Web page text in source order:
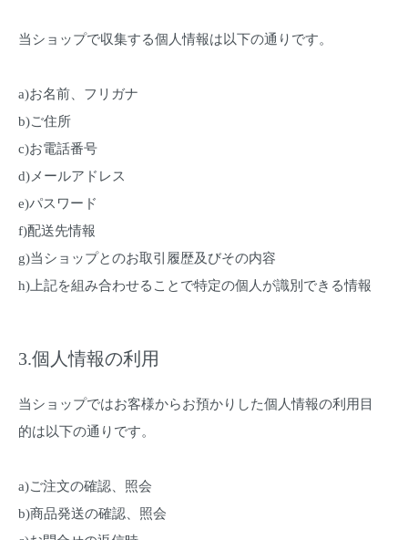
当ショップで収集する個人情報は以下の通りです。
a)お名前、フリガナ
b)ご住所
c)お電話番号
d)メールアドレス
e)パスワード
f)配送先情報
g)当ショップとのお取引履歴及びその内容
h)上記を組み合わせることで特定の個人が識別できる情報
3.個人情報の利用
当ショップではお客様からお預かりした個人情報の利用目
的は以下の通りです。
a)ご注文の確認、照会
b)商品発送の確認、照会